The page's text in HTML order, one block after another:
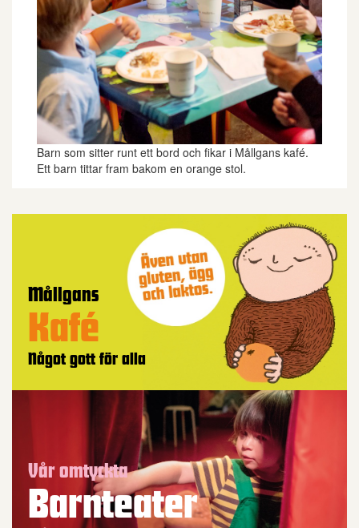
Barn som sitter runt ett bord och fikar i Mållgans kafé.
Ett barn tittar fram bakom en orange stol.
Mållgans
Kafé
Något gott för alla
Vår omtyckta
Barnteater